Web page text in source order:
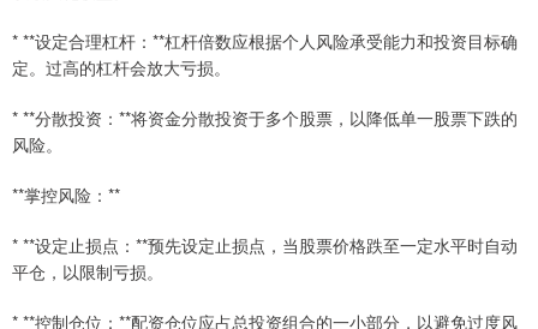
* **设定合理杠杆：**杠杆倍数应根据个人风险承受能力和投资目标确
定。过高的杠杆会放大亏损。
* **分散投资：**将资金分散投资于多个股票，以降低单一股票下跌的
风险。
**掌控风险：**
* **设定止损点：**预先设定止损点，当股票价格跌至一定水平时自动
平仓，以限制亏损。
* **控制仓位：**配资仓位应占总投资组合的一小部分，以避免过度风